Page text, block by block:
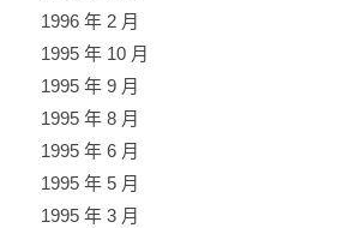
1996 年 2 月
1995 年 10 月
1995 年 9 月
1995 年 8 月
1995 年 6 月
1995 年 5 月
1995 年 3 月